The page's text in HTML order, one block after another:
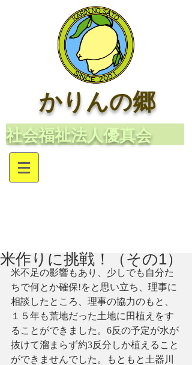
かりんの郷
​社会福祉法人優真会
米作りに挑戦！（その1）
米不足の影響もあり、少しでも自分た
ちで何とか確保!をと思い立ち、理事に
相談したところ、理事の協力のもと、
１５年も荒地だった土地に田植えをす
ることができました。6反の予定が水が
抜けて溜まらず約3反分しか植えること
ができませんでした。もともと土器川